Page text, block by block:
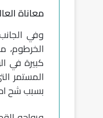
معاناة
وفي
الخرطوم،
كبيرة في
المستمر
بسبب شح